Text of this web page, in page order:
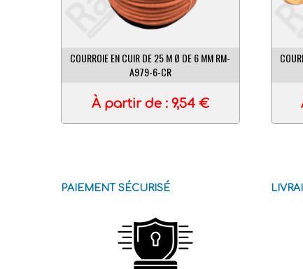
COURROIE EN CUIR DE 25 M Ø DE 6 MM RM-
A979-6-CR
À partir de : 9,54 €
PAIEMENT SÉCURISÉ